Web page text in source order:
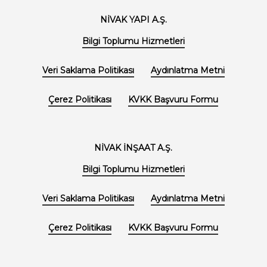
NİVAK YAPI A.Ş.
Bilgi Toplumu Hizmetleri
Veri Saklama Politikası Aydınlatma Metni
Çerez Politikası KVKK Başvuru Formu
NİVAK İNŞAAT A.Ş.
Bilgi Toplumu Hizmetleri
Veri Saklama Politikası Aydınlatma Metni
Çerez Politikası KVKK Başvuru Formu